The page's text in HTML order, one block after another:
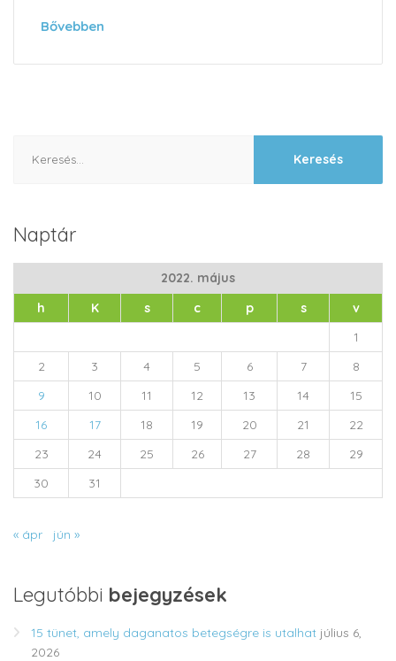
Bővebben
Naptár
2022. május
h
K s c p s
v
1
2
3 4 5 6 7
8
9
10 11 12 13 14
15
16
17 18 19 20 21
22
23
24 25 26 27 28
29
30
31
« ápr jún »
Legutóbbi bejegyzések
15 tünet, amely daganatos betegségre is utalhat július 6,
2026